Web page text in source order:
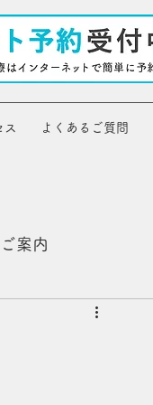
ス よくあるご質問
案内